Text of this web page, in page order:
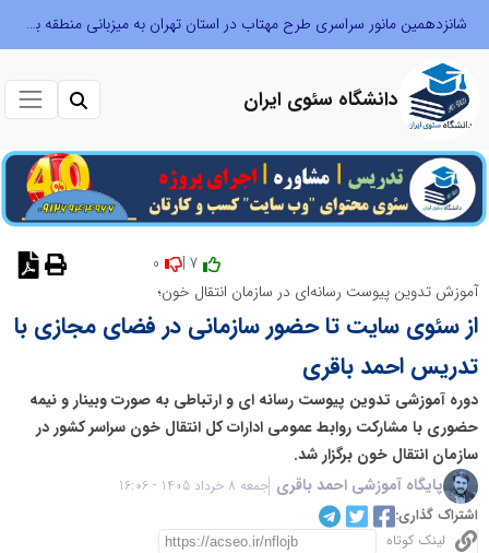
شانزدهمین مانور سراسری طرح مهتاب در استان تهران به میزبانی منطقه برق لواسان
دانشگاه سئوی ایران
آموزش تدوین پیوست رسانه‌ای در سازمان انتقال خون؛
از سئوی سایت تا حضور سازمانی در فضای مجازی با
تدریس احمد باقری
دوره آموزشی تدوین پیوست رسانه ای و ارتباطی به صورت وبینار و نیمه
حضوری با مشارکت روابط عمومی ادارات کل انتقال خون سراسر کشور در
سازمان انتقال خون برگزار شد.
پایگاه آموزشی احمد باقری جمعه 8 خرداد 1405 - 16:06
اشتراک گذاری:
لینک کوتاه